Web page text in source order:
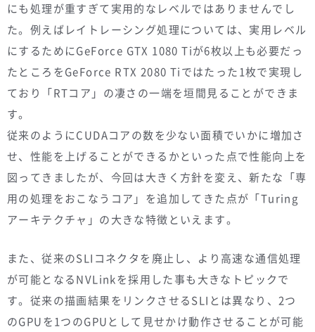
にも処理が重すぎて実用的なレベルではありませんでし
た。例えばレイトレーシング処理については、実用レベル
にするためにGeForce GTX 1080 Tiが6枚以上も必要だっ
たところをGeForce RTX 2080 Tiではたった1枚で実現し
ており「RTコア」の凄さの一端を垣間見ることができま
す。
従来のようにCUDAコアの数を少ない面積でいかに増加さ
せ、性能を上げることができるかといった点で性能向上を
図ってきましたが、今回は大きく方針を変え、新たな「専
用の処理をおこなうコア」を追加してきた点が「Turing
アーキテクチャ」の大きな特徴といえます。
また、従来のSLIコネクタを廃止し、より高速な通信処理
が可能となるNVLinkを採用した事も大きなトピックで
す。従来の描画結果をリンクさせるSLIとは異なり、2つ
のGPUを1つのGPUとして見せかけ動作させることが可能